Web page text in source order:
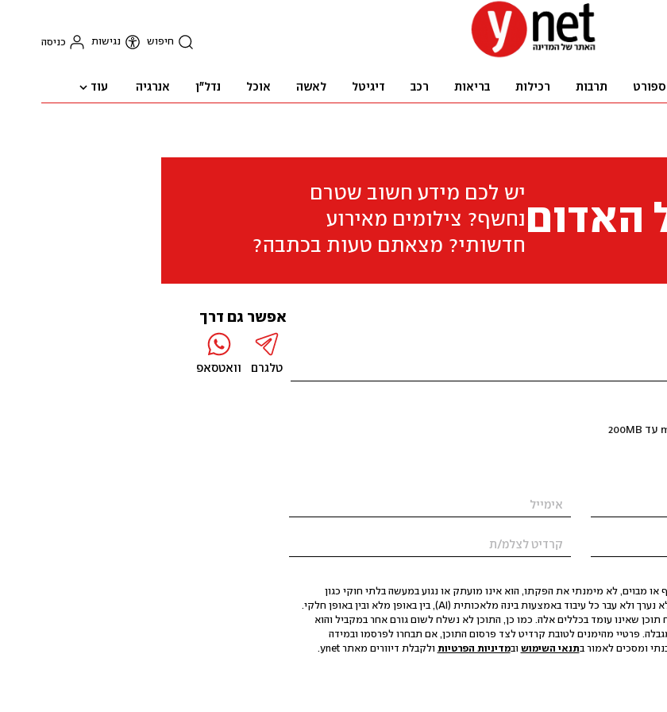
חיפוש נגישות כניסה
ספורט תרבות רכילות בריאות רכב דיגיטל לאשה אוכל נדל"ן אנרגיה עוד
האדום
יש לכם מידע חשוב שטרם
נחשף? צילומים מאירוע
חדשותי? מצאתם טעות בכתבה?
מבוים, לא מימנתי את הפקתו, הוא אינו מועתק או נגוע במעשה בלתי חוקי כגון
הסגת גבול ופגיעה בפרטיות. התוכן לא הופק, לא נערך ולא עבר כל עיבוד באמצעות בינה מלאכותית (AI), בין באופן מלא ובין באופן חלקי.
תוכן שאינו עומד בכללים אלה. כמו כן, התוכן לא נשלח לשום גורם אחר במקביל והוא
פרטיי מהימנים לטובת קרדיט לצד פרסום התוכן, אם תבחרו לפרסמו ובמידה
ומסכים לאמור בתנאי השימוש ובמדיניות הפרטיות ולקבלת דיוורים מאתר ynet.
אפשר גם דרך
טלגרם וואטסאפ